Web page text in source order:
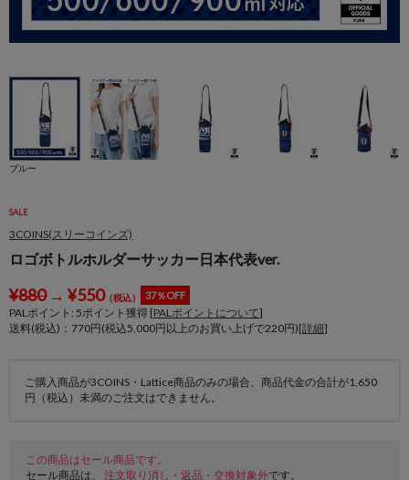
ブルー
SALE
3COINS(スリーコインズ)
ロゴボトルホルダーサッカー日本代表ver.
¥880→ ¥550（税込） 37％OFF
PALポイント: 5ポイント獲得 [PALポイントについて]
送料(税込)：770円(税込5,000円以上のお買い上げで220円)[詳細]
ご購入商品が3COINS・Lattice商品のみの場合、商品代金の合計が1,650
円（税込）未満のご注文はできません。
この商品はセール商品です。
セール商品は、 注文取り消し・返品・交換対象外です。